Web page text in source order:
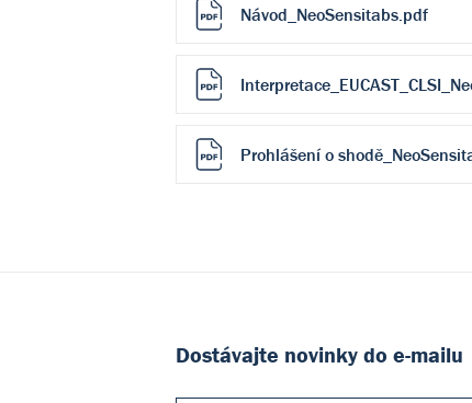
Návod_NeoSensitabs.pdf
Prohlášení o
Dostávajte novinky do e-mailu